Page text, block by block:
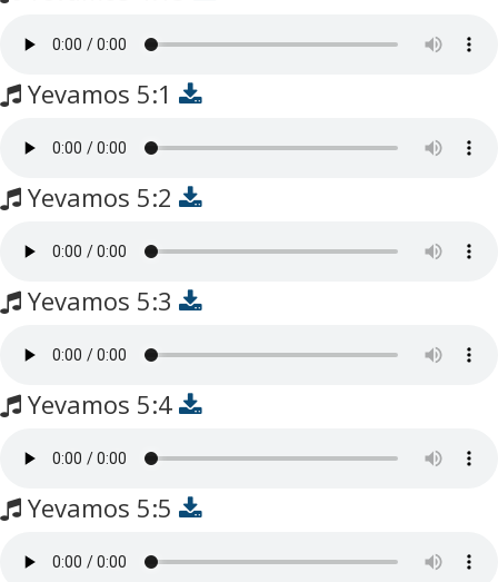
Yevamos 5:1
Yevamos 5:2
Yevamos 5:3
Yevamos 5:4
Yevamos 5:5